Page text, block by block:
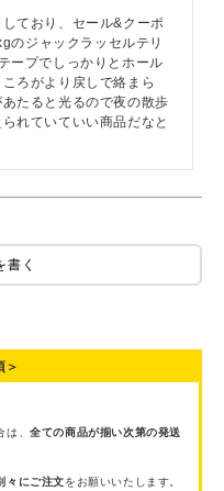
ており、セール&クーポ
のジャックラッセルテリ
ープでしっかりとホール
ろがより戻しで絡まら
たると光るので夜の散歩
れていていい商品だなと
書く
＞
は、全ての商品が揃い次第の発送
々にご注文をお願いいたします。